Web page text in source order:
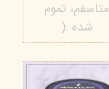
متاسفم، تموم
شده :(